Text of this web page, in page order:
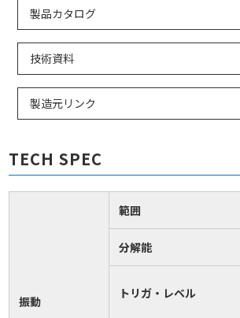
製品カタログ
技術資料
製造元リンク
TECH SPEC
振動
範囲
分解能
トリガ・レベル